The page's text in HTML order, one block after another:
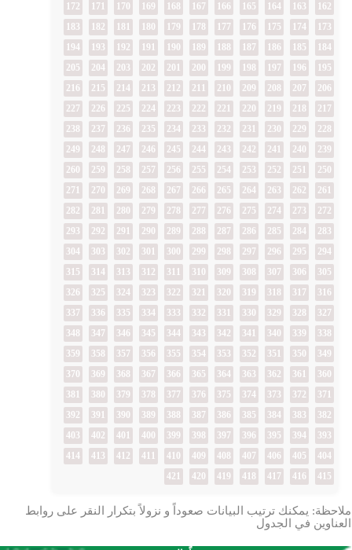
162
163
164
165
166
167
168
169
170
171
172
173
174
175
176
177
178
179
180
181
182
183
184
185
186
187
188
189
190
191
192
193
194
195
196
197
198
199
200
201
202
203
204
205
206
207
208
209
210
211
212
213
214
215
216
217
218
219
220
221
222
223
224
225
226
227
228
229
230
231
232
233
234
235
236
237
238
239
240
241
242
243
244
245
246
247
248
249
250
251
252
253
254
255
256
257
258
259
260
261
262
263
264
265
266
267
268
269
270
271
272
273
274
275
276
277
278
279
280
281
282
283
284
285
286
287
288
289
290
291
292
293
294
295
296
297
298
299
300
301
302
303
304
305
306
307
308
309
310
311
312
313
314
315
316
317
318
319
320
321
322
323
324
325
326
327
328
329
330
331
332
333
334
335
336
337
338
339
340
341
342
343
344
345
346
347
348
349
350
351
352
353
354
355
356
357
358
359
360
361
362
363
364
365
366
367
368
369
370
371
372
373
374
375
376
377
378
379
380
381
382
383
384
385
386
387
388
389
390
391
392
393
394
395
396
397
398
399
400
401
402
403
404
405
406
407
408
409
410
411
412
413
414
415
416
417
418
419
420
421
ملاحظة: يمكنك ترتيب البيانات صعوداً و نزولاً بتكرار النقر على روابط
العناوين في الجدول